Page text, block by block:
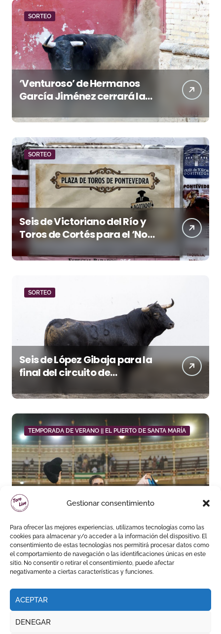
Gestionar consentimiento
Para ofrecer las mejores experiencias, utilizamos tecnologías como las
cookies para almacenar y/o acceder a la información del dispositivo. El
consentimiento de estas tecnologías nos permitirá procesar datos como
el comportamiento de navegación o las identificaciones únicas en este
sitio. No consentir o retirar el consentimiento, puede afectar
negativamente a ciertas características y funciones.
ACEPTAR
DENEGAR
SORTEO
‘Venturoso’ de Hermanos
García Jiménez cerrará la
SORTEO
Seis de Victoriano del Río y
Toros de Cortés para el ‘No
Hay Localidades’ de esta
tarde en Pontevedra
SORTEO
Seis de López Gibaja para la
final del circuito de
Málaga
TEMPORADA DE VERANO || EL PUERTO DE SANTA MARÍA
Daniel Crespo reivindica su
sitio con una gran faena y dos
orejas